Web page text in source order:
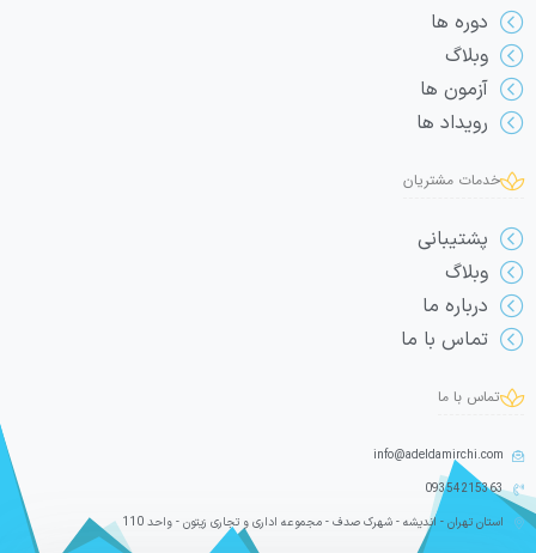
دوره ها
وبلاگ
آزمون ها
رویداد ها
خدمات مشتریان
پشتیبانی
وبلاگ
درباره ما
تماس با ما
تماس با ما
info@adeldamirchi.com
09354215363
استان تهران - اندیشه - شهرک صدف - مجموعه اداری و تجاری زیتون - واحد 110